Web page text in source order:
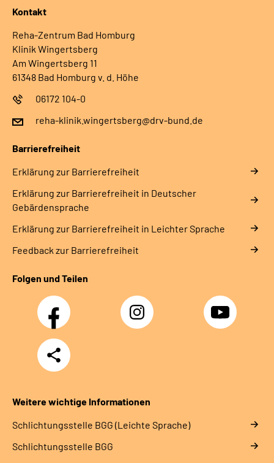
Kontakt
Reha-Zentrum Bad Homburg
Klinik Wingertsberg
Am Wingertsberg 11
61348 Bad Homburg v. d. Höhe
06172 104-0
reha-klinik.wingertsberg@drv-bund.de
Barrierefreiheit
Erklärung zur Barrierefreiheit
Erklärung zur Barrierefreiheit in Deutscher
Gebärdensprache
Erklärung zur Barrierefreiheit in Leichter Sprache
Feedback zur Barrierefreiheit
Folgen und Teilen
Facebook Instagram YouTube
Teilen
Weitere wichtige Informationen
Schlich­tungs­stel­le BGG (Leichte Sprache)
Schlich­tungs­stel­le BGG